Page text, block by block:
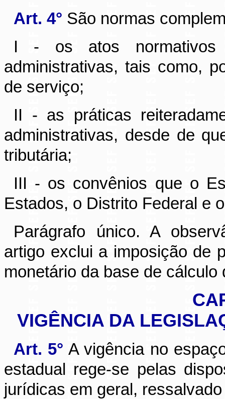
Art. 4° São normas
I - os atos normativos
administrativas, tais como,
de serviço;
II - as práticas
administrativas, desde de
tributária;
III - os convênios que o
Estados, o Distrito Federal e
Parágrafo único. A
artigo exclui a imposição de
monetário da base de cálculo
VIGÊNCIA DA
Art. 5° A vigência no
estadual rege-se pelas
jurídicas em geral,